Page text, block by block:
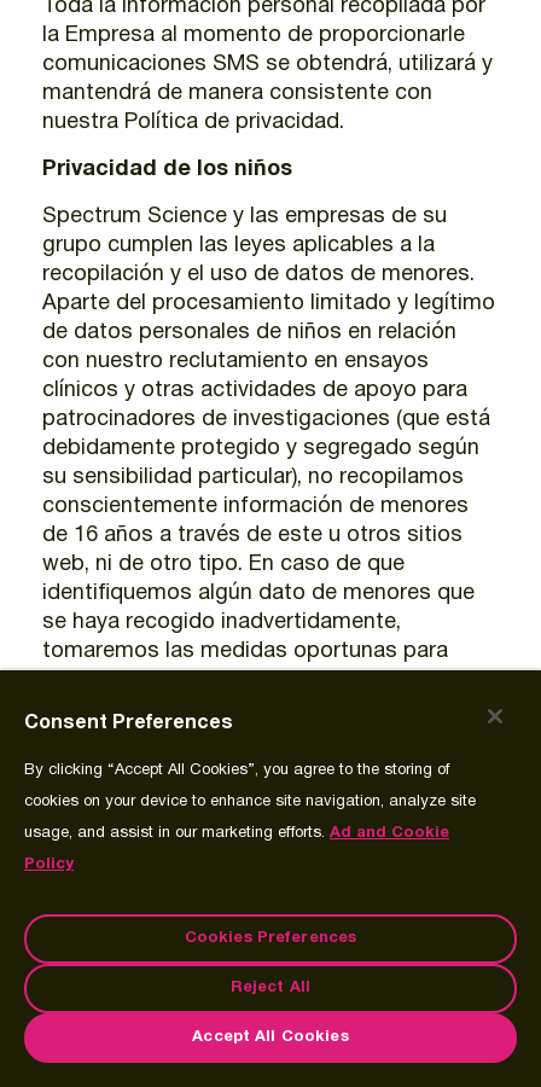
Toda la información personal recopilada por
la Empresa al momento de proporcionarle
comunicaciones SMS se obtendrá, utilizará y
mantendrá de manera consistente con
nuestra Política de privacidad.
Privacidad de los niños
Spectrum Science y las empresas de su
grupo cumplen las leyes aplicables a la
recopilación y el uso de datos de menores.
Aparte del procesamiento limitado y legítimo
de datos personales de niños en relación
con nuestro reclutamiento en ensayos
clínicos y otras actividades de apoyo para
patrocinadores de investigaciones (que está
debidamente protegido y segregado según
su sensibilidad particular), no recopilamos
conscientemente información de menores
de 16 años a través de este u otros sitios
web, ni de otro tipo. En caso de que
identifiquemos algún dato de menores que
se haya recogido inadvertidamente,
tomaremos las medidas oportunas para
Derechos individuales
Spectrum Science y las empresas de su
grupo han establecido políticas y prácticas
para apoyar y defender los derechos de las
personas en relación con los datos
Estos derechos, sujetos a leyes aplicables,
variaciones jurisdiccionales y excepciones
legales, pueden incluir:
El derecho a acceder y obtener
información sobre los datos personales
Consent Preferences
By clicking “Accept All Cookies”, you agree to the storing of
cookies on your device to enhance site navigation, analyze site
usage, and assist in our marketing efforts. Ad and Cookie
Policy
Accept All Cookies
Reject All
Cookies Preferences